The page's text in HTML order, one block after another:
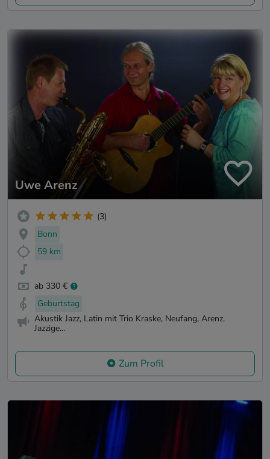
Uwe Arenz
(3)
Bonn
59 km
ab 330 €
Geburtstag
Akustik Jazz, Latin mit Trio Kraske, Neufang, Arenz.
Jazzige...
Zum Profil